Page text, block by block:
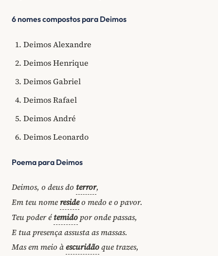
6 nomes compostos para Deimos
Deimos Alexandre
Deimos Henrique
Deimos Gabriel
Deimos Rafael
Deimos André
Deimos Leonardo
Poema para Deimos
Deimos, o deus do terror,
Em teu nome resideo medo e o pavor.
Teu poder étemido por onde passas,
E tua presença assusta as massas.
Mas em meio àescuridãoque trazes,